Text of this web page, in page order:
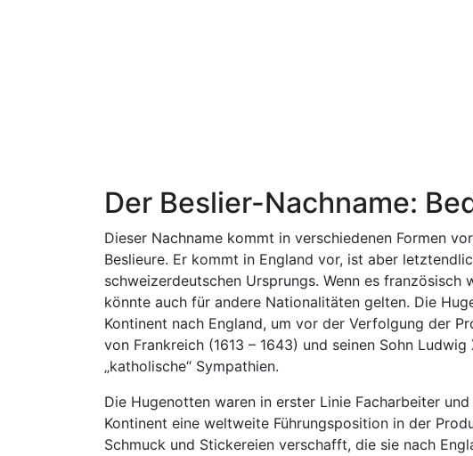
Der Beslier-Nachname:
Dieser Nachname kommt in verschiedenen Formen
Beslieure. Er kommt in England vor, ist aber
schweizerdeutschen Ursprungs. Wenn es
könnte auch für andere Nationalitäten gelten. Die
Kontinent nach England, um vor der Verfolgung der
von Frankreich (1613 – 1643) und seinen Sohn
„katholische“ Sympathien.
Die Hugenotten waren in erster Linie Facharbeiter
Kontinent eine weltweite Führungsposition in der
Schmuck und Stickereien verschafft, die sie nach